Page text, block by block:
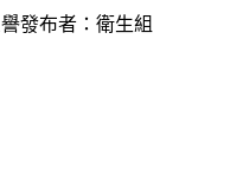
發布者：衛生組